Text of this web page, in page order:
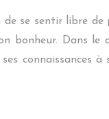
se sentir libre de
bonheur. Dans le
connaissances